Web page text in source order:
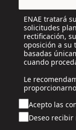
l
e
c
t
e
d
ENAE tratará
solicitudes
rectificación,
oposición a su
basadas
cuando
Le
Acepto las
Deseo